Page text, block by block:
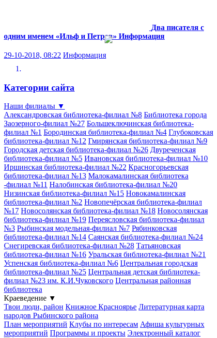
Два писателя с
одним именем «Ильф и Петров» Информация
29-10-2018, 08:22 Информация
Категории сайта
Наши филиалы ▼
Александровская библиотека-филиал №8 Библиотека города
Заозерного-филиал №27 Большеключинская библиотека-
филиал №1 Бородинская библиотека-филиал №4 Глубоковская
библиотека-филиал №12 Гмирянская библиотека-филиал №9
Городская детская библиотека-филиал №26 Двуреченская
библиотека-филиал №5 Ивановская библиотека-филиал №10
Иршинская библиотека-филиал №22 Красногорьевская
библиотека-филиал №13 Малокамалинская библиотека
-филиал №11 Налобинская библиотека-филиал №20
Низинская библиотека-филиал №15 Новокамалинская
библиотека-филиал №2 Новопечёрская библиотека-филиал
№17 Новосолянская библиотека-филиал №18 Новосолянская
библиотека-филиал №19 Переясловская библиотека-филиал
№3 Рыбинская модельная-филиал №7 Рябинковская
библиотека-филиал №14 Саянская библиотека-филиал №24
Снегиревская библиотека-филиал №28 Татьяновская
библиотека-филиал №16 Уральская библиотека-филиал №21
Успенская библиотека-филиал №6 Центральная городская
библиотека-филиал №25 Центральная детская библиотека-
филиал №23 им. К.И.Чуковского Центральная районная
библиотека
Краеведение ▼
Твои люди, район Книжное Красноярье Литературная карта
народов Рыбинского района
План мероприятий Клубы по интересам Афиша культурных
мероприятий Программы и проекты Электронный каталог